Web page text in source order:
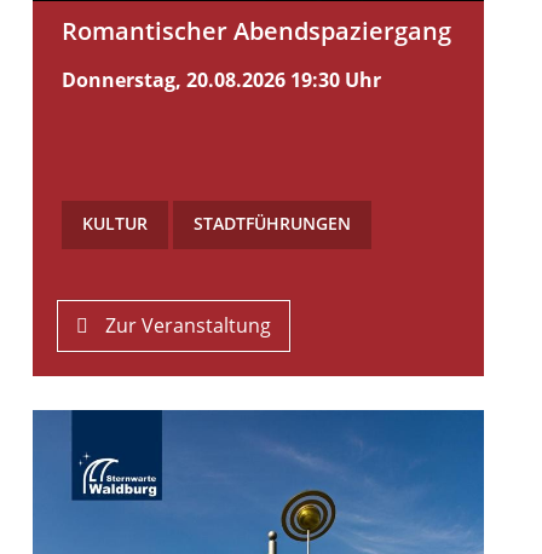
Romantischer Abendspaziergang
Donnerstag, 20.08.2026 19:30 Uhr
KULTUR STADTFÜHRUNGEN
Zur Veranstaltung